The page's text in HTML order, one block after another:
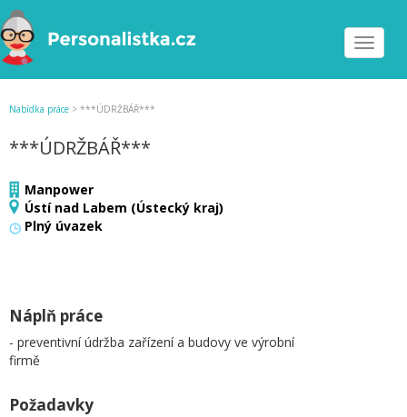
Toggle
Nabídka práce > ***ÚDRŽBÁŘ***
***ÚDRŽBÁŘ***
Manpower
Ústí nad Labem (Ústecký kraj)
Plný úvazek
Náplň práce
- preventivní údržba zařízení a budovy ve výrobní
firmě
Požadavky